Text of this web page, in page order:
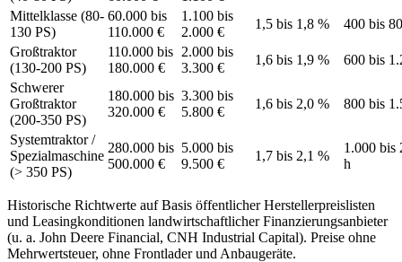
Mittelklasse (80-
130 PS)
60.000 bis
110.000 €
1.100 bis
2.000 €
1,5 bis 1,8 %
400 bis
Großtraktor
(130-200 PS)
110.000 bis
180.000 €
2.000 bis
3.300 €
1,6 bis 1,9 %
600 bis
Schwerer
Großtraktor
(200-350 PS)
180.000 bis
320.000 €
3.300 bis
5.800 €
1,6 bis 2,0 % 800 bis
Systemtraktor /
Spezialmaschine
(> 350 PS)
280.000 bis
500.000 €
5.000 bis
9.500 €
1,7 bis 2,1 %
1.000 bis
h
Historische Richtwerte auf Basis öffentlicher Herstellerpreislisten
und Leasingkonditionen landwirtschaftlicher Finanzierungsanbieter
(u. a. John Deere Financial, CNH Industrial Capital). Preise ohne
Mehrwertsteuer, ohne Frontlader und Anbaugeräte.